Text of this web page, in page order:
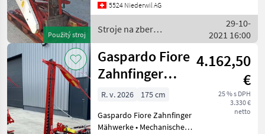
Použitý stroj
- Farbe : rot - Z
5524 Niederwil AG
Stroje na zber
objemových krmív /
Sonstige
29-10-
2021 16:00
Gaspardo Fiore
Zahnfinger
Mähwerke
4.162,50
€
25 % s DPH
3.330 €
netto
R. v. 2026
175 cm
Gaspardo Fiore Zahnfinger
Mähwerke • Mechanische